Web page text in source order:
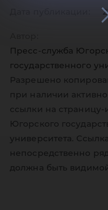
Пресс-служба
государственного
Разрешено
при наличии
ссылки на страницу-
Югорского
университета.
непосредственно
должна быть